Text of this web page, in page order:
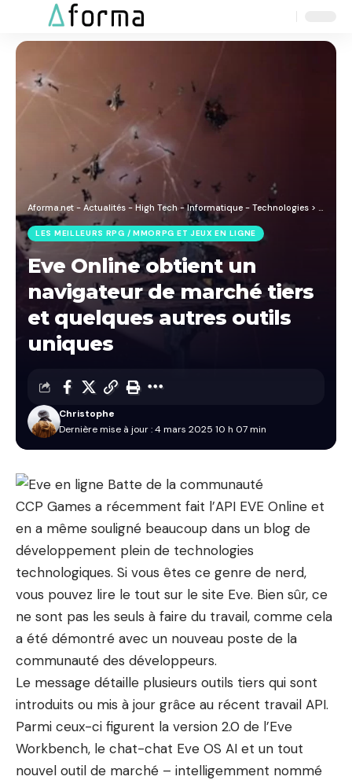
Aforma.net - Actualités - High Tech - Informatique - Technologies > Blog
LES MEILLEURS RPG / MMORPG ET JEUX EN LIGNE
Eve Online obtient un
navigateur de marché tiers
et quelques autres outils
uniques
Dernière mise à jour : 4 mars 2025 10 h 07 min
Christophe
CCP Games a récemment fait l’API EVE Online et
en a même souligné beaucoup dans un blog de
développement plein de technologies
technologiques. Si vous êtes ce genre de nerd,
vous pouvez lire le tout sur le site Eve. Bien sûr, ce
ne sont pas les seuls à faire du travail, comme cela
a été démontré avec un nouveau poste de la
communauté des développeurs.
Le message détaille plusieurs outils tiers qui sont
introduits ou mis à jour grâce au récent travail API.
Parmi ceux-ci figurent la version 2.0 de l’Eve
Workbench, le chat-chat Eve OS AI et un tout
nouvel outil de marché – intelligemment nommé